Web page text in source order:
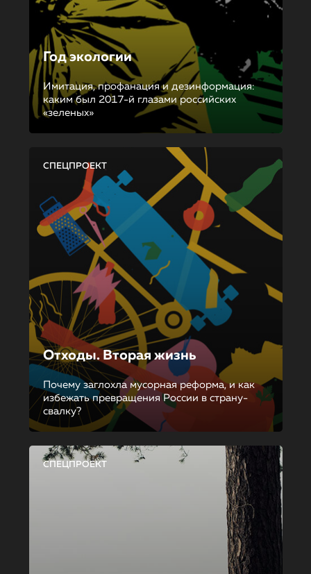
Год экологии
Имитация, профанация и дезинформация:
каким был 2017-й глазами российских
«зеленых»
СПЕЦПРОЕКТ
Отходы. Вторая жизнь
Почему заглохла мусорная реформа, и как
избежать превращения России в страну-
свалку?
СПЕЦПРОЕКТ